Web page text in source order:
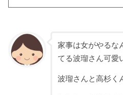
家事は女がやるな
てる波瑠さん可愛
波瑠さんと高杉く